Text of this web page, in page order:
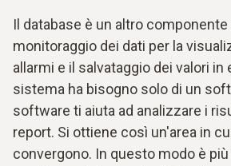
Il database è un altro
monitoraggio dei dati per la
allarmi e il salvataggio dei valori in
sistema ha bisogno solo di un
software ti aiuta ad analizzare i
report. Si ottiene così un'area in
convergono. In questo modo è